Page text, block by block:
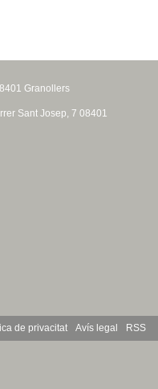
Granollers
Sant Josep, 7 08401
de privacitat Avís legal RSS